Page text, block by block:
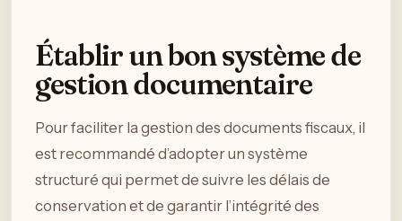
Établir un bon système de
gestion documentaire
Pour faciliter la gestion des documents fiscaux, il
est recommandé d’adopter un système
structuré qui permet de suivre les délais de
conservation et de garantir l’intégrité des